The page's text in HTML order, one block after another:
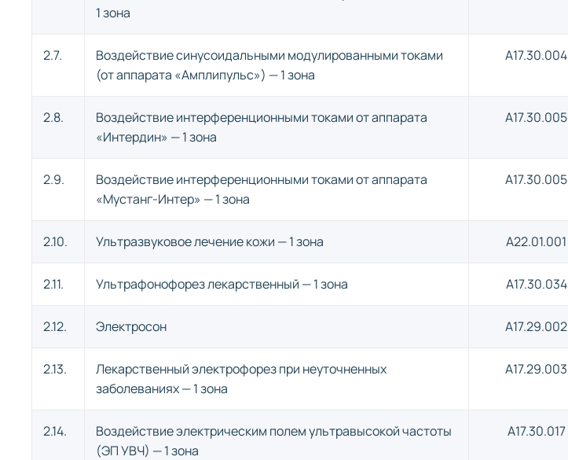
1 зона
2.7.
Воздействие синусоидальными модулированными токами
(от аппарата «Амплипульс») — 1 зона
A17.30.004
2.8.
Воздействие интерференционными токами от аппарата
«Интердин» — 1 зона
A17.30.005
2.9.
Воздействие интерференционными токами от аппарата
«Мустанг-Интер» — 1 зона
A17.30.005
2.10. Ультразвуковое лечение кожи — 1 зона A22.01.001
2.11. Ультрафонофорез лекарственный — 1 зона A17.30.034
2.12. Электросон A17.29.002
2.13.
Лекарственный электрофорез при неуточненных
заболеваниях — 1 зона
A17.29.003
2.14.
Воздействие электрическим полем ультравысокой частоты
(ЭП УВЧ) — 1 зона
A17.30.017